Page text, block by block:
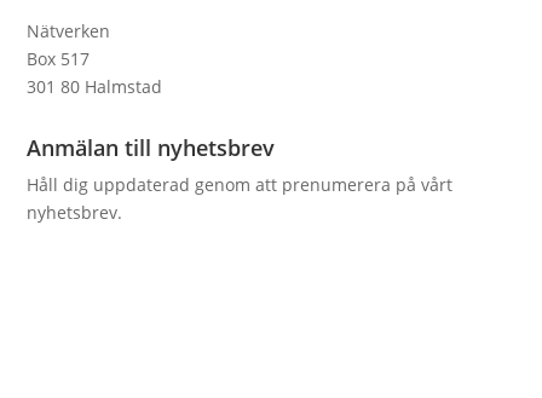
Nätverken
Box 517
301 80 Halmstad
Anmälan till nyhetsbrev
Håll dig uppdaterad genom att prenumerera på vårt
nyhetsbrev.